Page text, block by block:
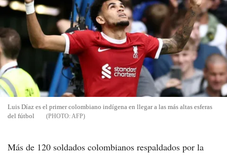
Luis Díaz es el primer colombiano indígena en llegar a las más altas esferas
del fútbol
AFP
Más de 120 soldados colombianos respaldados por la